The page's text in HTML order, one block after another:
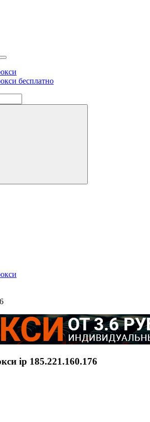
бесплатно
ip 185.221.160.176